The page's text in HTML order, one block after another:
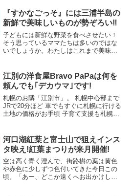
『すかなごっそ』には三浦半島の
新鮮で美味しいものが勢ぞろい‼
子どもには新鮮な野菜を食べさせたい！
そう思っているママたちは多いのではな
いでしょうか。わたしはこれまで美味し
した。しかし、子どもが生まれて、いよ
いよ離乳食というときに食...
江別の洋食屋Bravo PaPaは何を
頼んでも｢デカウマ｣です!
札幌のお隣「江別市」。 札幌中心部まで
JRで20分ほど 車でもすぐに札幌に行ける
土地の価格がお手頃 子育て支援も札幌よ
ています。そんな江別の幹線道路沿いに
小さな洋食屋...
河口湖紅葉と富士山で狙えインス
タ映え!紅葉まつりが来月開催!
空は高く青く澄んで、街路樹の葉は黄色
や赤色に少しずつ色付いてきた今日この
頃。「あー、どこか遠くへお出かけした